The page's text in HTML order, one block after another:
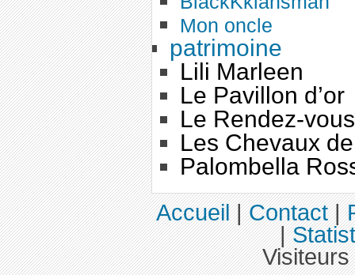
Mon oncle
patrimoine
Lili Marleen
Le Pavillon d’or
Le Rendez-
Les Chevaux
Palombella
Accueil|Contact|
|